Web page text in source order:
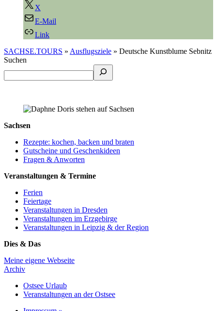
X
E-Mail
Link
SACHSE.TOURS » Ausflugsziele » Deutsche Kunstblume Sebnitz
Suchen
Sachsen
Rezepte: kochen, backen und braten
Gutscheine und Geschenkideen
Fragen & Anworten
Veranstaltungen & Termine
Ferien
Feiertage
Veranstaltungen in Dresden
Veranstaltungen im Erzgebirge
Veranstaltungen in Leipzig & der Region
Dies & Das
Meine eigene Webseite
Archiv
Ostsee Urlaub
Veranstaltungen an der Ostsee